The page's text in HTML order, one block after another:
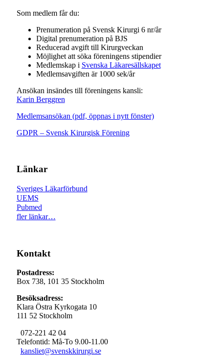
Som medlem får du:
Prenumeration på Svensk Kirurgi 6 nr/år
Digital prenumeration på BJS
Reducerad avgift till Kirurgveckan
Möjlighet att söka föreningens stipendier
Medlemskap i Svenska Läkaresällskapet
Medlemsavgiften är 1000 sek/år
Ansökan insändes till föreningens kansli:
Karin Berggren
Medlemsansökan (pdf, öppnas i nytt fönster)
GDPR – Svensk Kirurgisk Förening
Länkar
Sveriges Läkarförbund
UEMS
Pubmed
fler länkar…
Kontakt
Postadress:
Box 738, 101 35 Stockholm
Besöksadress:
Klara Östra Kyrkogata 10
111 52 Stockholm
072-221 42 04
Telefontid: Må-To 9.00-11.00
kansliet@svenskkirurgi.se